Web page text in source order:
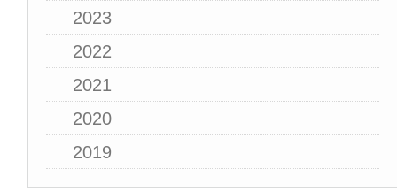
2023
2022
2021
2020
2019